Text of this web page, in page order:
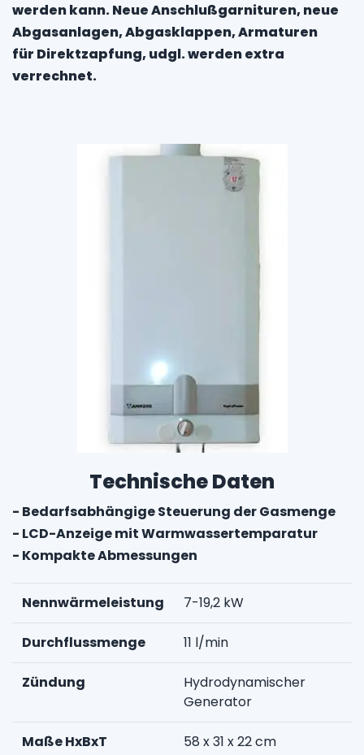
werden kann. Neue Anschlußgarnituren, neue
Abgasanlagen, Abgasklappen, Armaturen
für Direktzapfung, udgl. werden extra
verrechnet.
Technische Daten
- Bedarfsabhängige Steuerung der Gasmenge
- LCD-Anzeige mit Warmwassertemparatur
- Kompakte Abmessungen
Nennwärmeleistung 7-19,2 kW
Durchflussmenge 11 l/min
Zündung
Hydrodynamischer
Generator
Maße HxBxT 58 x 31 x 22 cm